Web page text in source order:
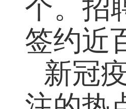
个。招
签约近
新冠